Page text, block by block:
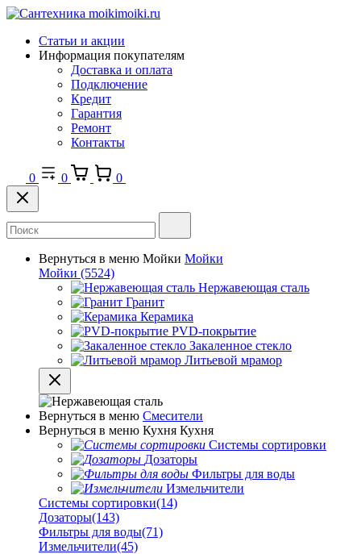
Статьи и акции
Информация покупателям
Доставка и оплата
Подключение
Кредит
Гарантия
Ремонт
Контакты
0 0 0
Вернуться в меню Мойки Мойки
Мойки (5524)
Нержавеющая сталь
Гранит
Керамика
PVD-покрытие
Закаленное стекло
Литьевой мрамор
Вернуться в меню Смесители
Вернуться в меню Кухня Кухня
Системы сортировки
Дозаторы
Фильтры для воды
Измельчители
Системы сортировки(14)
Дозаторы(143)
Фильтры для воды(71)
Измельчители(45)